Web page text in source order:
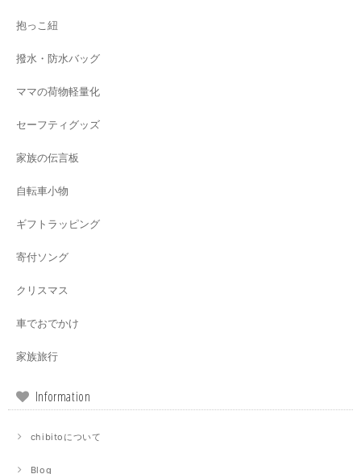
抱っこ紐
撥水・防水バッグ
ママの荷物軽量化
セーフティグッズ
家族の伝言板
自転車小物
ギフトラッピング
寄付ソング
クリスマス
車でおでかけ
家族旅行
Information
chibitoについて
Blog